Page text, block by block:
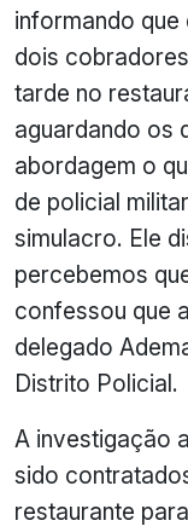
informando
dois
tarde no
aguardando os
abordagem o
de policial
simulacro. Ele
percebemos
confessou que
delegado
Distrito Policial.
A investigação
sido
restaurante